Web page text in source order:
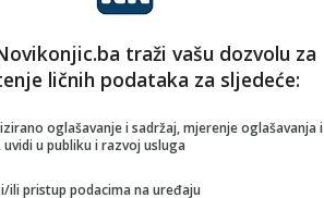
do 20, a najviša dnevna
33 sepena.
temperatura oko 14, a najviša dnevna
traži vašu dozvolu za
ličnih podataka za sljedeće:
oglašavanje i sadržaj, mjerenje oglašavanja i
uvidi u publiku i razvoj usluga
ili pristup podacima na uređaju